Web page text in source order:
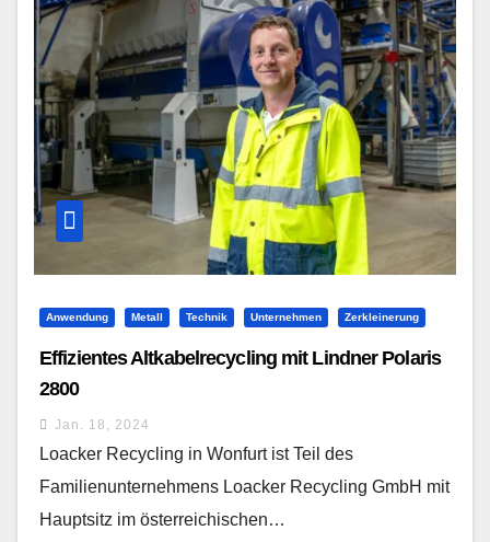
Anwendung Metall Technik Unternehmen Zerkleinerung
Effizientes Altkabelrecycling mit Lindner Polaris
2800
Jan. 18, 2024
Loacker Recycling in Wonfurt ist Teil des
Familienunternehmens Loacker Recycling GmbH mit
Hauptsitz im österreichischen…